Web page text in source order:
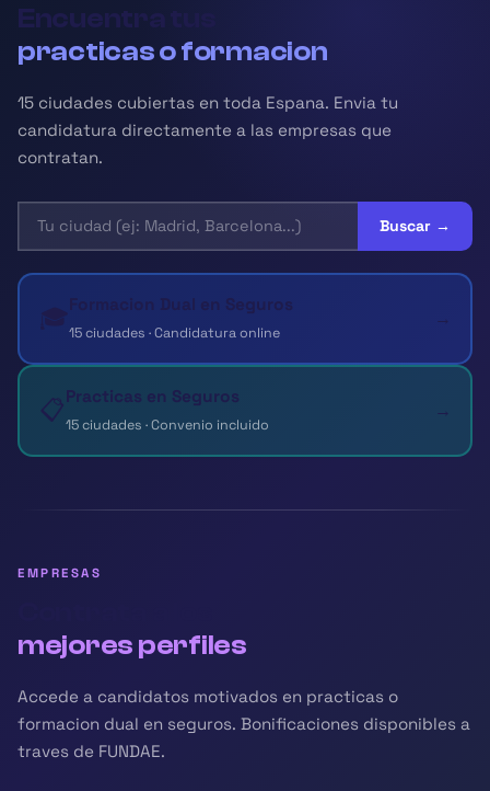
Encuentra tus
practicas o formacion
15 ciudades cubiertas en toda Espana. Envia tu
candidatura directamente a las empresas que
contratan.
Buscar →
🎓Formacion Dual en Seguros
15 ciudades · Candidatura online
→
📋Practicas en Seguros
15 ciudades · Convenio incluido
→
EMPRESAS
mejores perfiles
Accede a candidatos motivados en practicas o
formacion dual en seguros. Bonificaciones disponibles a
traves de FUNDAE.